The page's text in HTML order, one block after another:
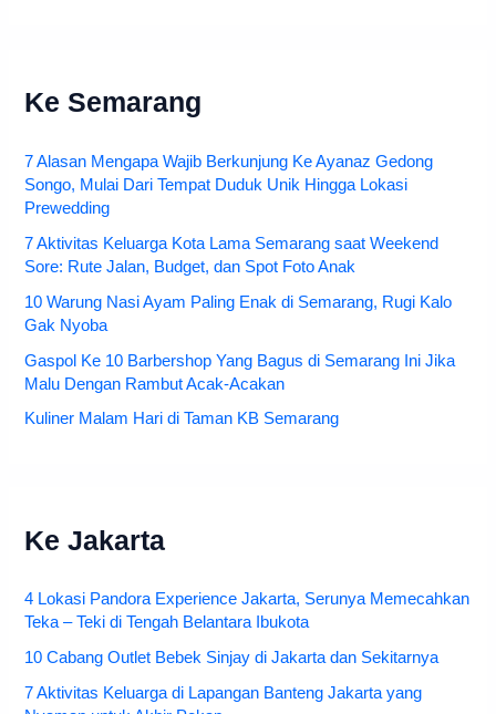
Ke Semarang
7 Alasan Mengapa Wajib Berkunjung Ke Ayanaz Gedong
Songo, Mulai Dari Tempat Duduk Unik Hingga Lokasi
Prewedding
7 Aktivitas Keluarga Kota Lama Semarang saat Weekend
Sore: Rute Jalan, Budget, dan Spot Foto Anak
10 Warung Nasi Ayam Paling Enak di Semarang, Rugi Kalo
Gak Nyoba
Gaspol Ke 10 Barbershop Yang Bagus di Semarang Ini Jika
Malu Dengan Rambut Acak-Acakan
Kuliner Malam Hari di Taman KB Semarang
Ke Jakarta
4 Lokasi Pandora Experience Jakarta, Serunya Memecahkan
Teka – Teki di Tengah Belantara Ibukota
10 Cabang Outlet Bebek Sinjay di Jakarta dan Sekitarnya
7 Aktivitas Keluarga di Lapangan Banteng Jakarta yang